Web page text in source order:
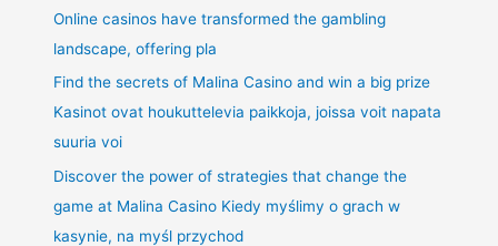
Online casinos have transformed the gambling
landscape, offering pla
Find the secrets of Malina Casino and win a big prize
Kasinot ovat houkuttelevia paikkoja, joissa voit napata
suuria voi
Discover the power of strategies that change the
game at Malina Casino Kiedy myślimy o grach w
kasynie, na myśl przychod